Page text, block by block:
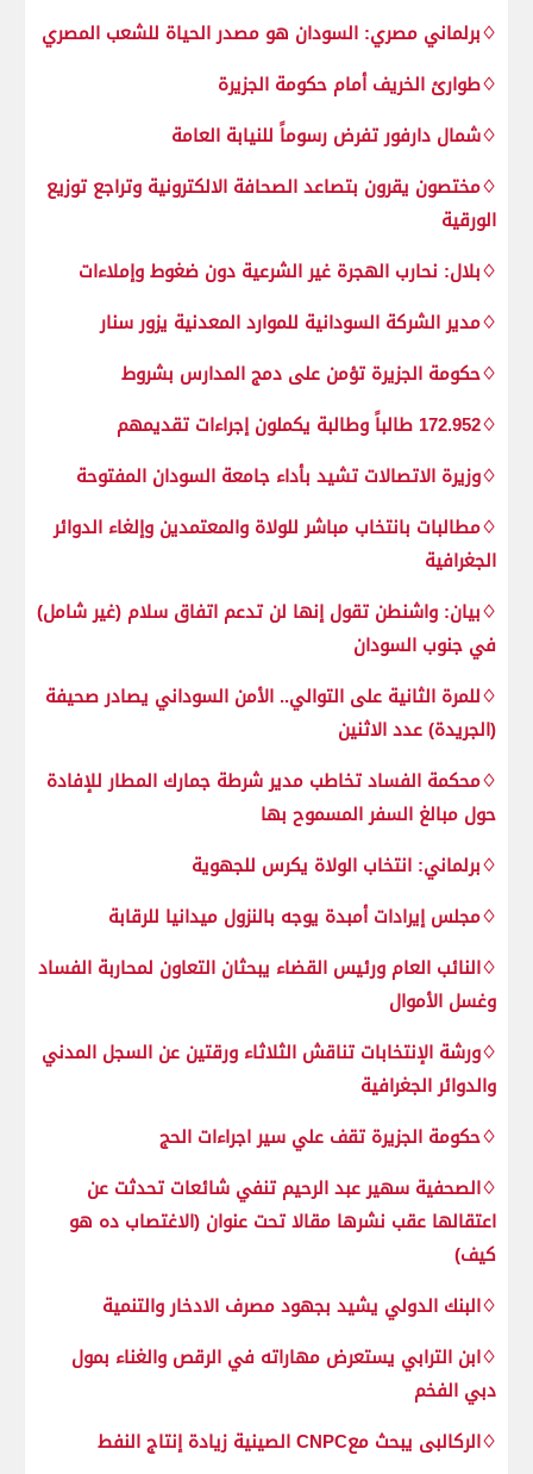
♢برلماني مصري: السودان هو مصدر الحياة للشعب المصري
♢طوارئ الخريف أمام حكومة الجزيرة
♢شمال دارفور تفرض رسوماً للنيابة العامة
♢مختصون يقرون بتصاعد الصحافة الالكترونية وتراجع توزيع
الورقية
♢بلال: نحارب الهجرة غير الشرعية دون ضغوط وإملاءات
♢مدير الشركة السودانية للموارد المعدنية يزور سنار
♢حكومة الجزيرة تؤمن على دمج المدارس بشروط
♢172.952 طالباً وطالبة يكملون إجراءات تقديمهم
♢وزيرة الاتصالات تشيد بأداء جامعة السودان المفتوحة
♢مطالبات بانتخاب مباشر للولاة والمعتمدين وإلغاء الدوائر
الجغرافية
♢بيان: واشنطن تقول إنها لن تدعم اتفاق سلام (غير شامل)
في جنوب السودان
♢للمرة الثانية على التوالي.. الأمن السوداني يصادر صحيفة
(الجريدة) عدد الاثنين
♢محكمة الفساد تخاطب مدير شرطة جمارك المطار للإفادة
حول مبالغ السفر المسموح بها
♢برلماني: انتخاب الولاة يكرس للجهوية
♢مجلس إيرادات أمبدة يوجه بالنزول ميدانيا للرقابة
♢النائب العام ورئيس القضاء يبحثان التعاون لمحاربة الفساد
وغسل الأموال
♢ورشة الإنتخابات تناقش الثلاثاء ورقتين عن السجل المدني
والدوائر الجغرافية
♢حكومة الجزيرة تقف علي سير اجراءات الحج
♢الصحفية سهير عبد الرحيم تنفي شائعات تحدثت عن
اعتقالها عقب نشرها مقالا تحت عنوان (الاغتصاب ده هو
كيف)
♢البنك الدولي يشيد بجهود مصرف الادخار والتنمية
♢ابن الترابي يستعرض مهاراته في الرقص والغناء بمول
دبي الفخم
♢الركالبى يبحث معCNPC الصينية زيادة إنتاج النفط